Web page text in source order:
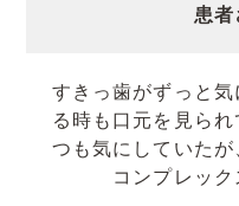
患者
すきっ歯がずっと
る時も口元を見ら
つも気にしていたが
コンプレック